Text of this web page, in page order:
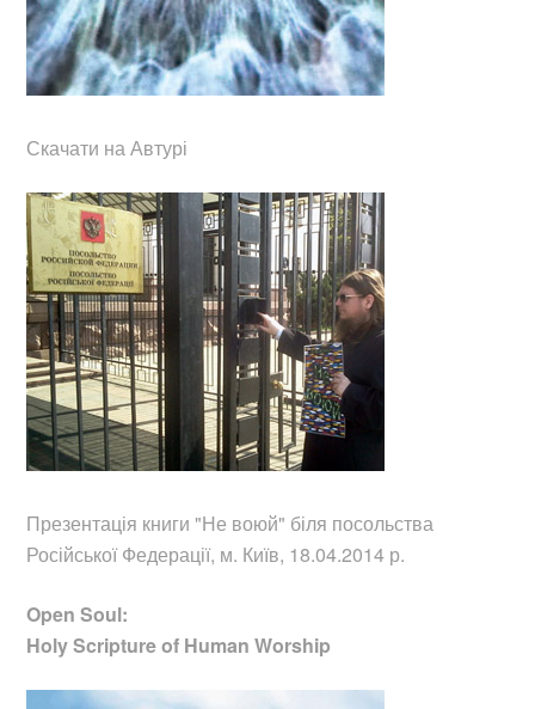
Скачати на Автурі
Презентація книги "Не воюй" біля посольства
Російської Федерації, м. Київ, 18.04.2014 р.
Open Soul:
Holy Scripture of Human Worship